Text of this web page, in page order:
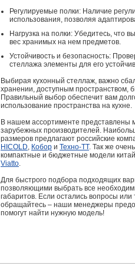
Регулируемые полки: Наличие
использования, позволяя
Нагрузка на полки: Убедитесь, что
вес хранимых на нем предметов.
Устойчивость и безопасность:
стеллажа элементы для его
Выбирая кухонный стеллаж, важно
хранении, доступным пространством,
Правильный выбор обеспечит вам
использование пространства на кухне.
В нашем ассортименте представлены
зарубежных производителей.
размеров предлагают российские
HICOLD, Кобор и Техно-ТТ. Так же
компактные и бюджетные модели
Viatto.
Для быстрого подбора подходящих
позволяющими выбрать все
габаритов. Если остались вопросы
обращайтесь – наши менеджеры
помогут найти нужную модель!